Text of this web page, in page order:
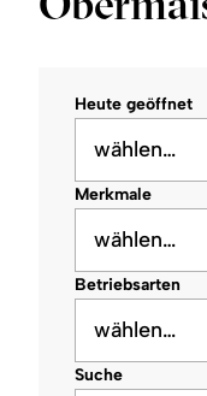
Heute geöffnet
wählen…
Merkmale
wählen…
Betriebsarten
wählen…
Suche